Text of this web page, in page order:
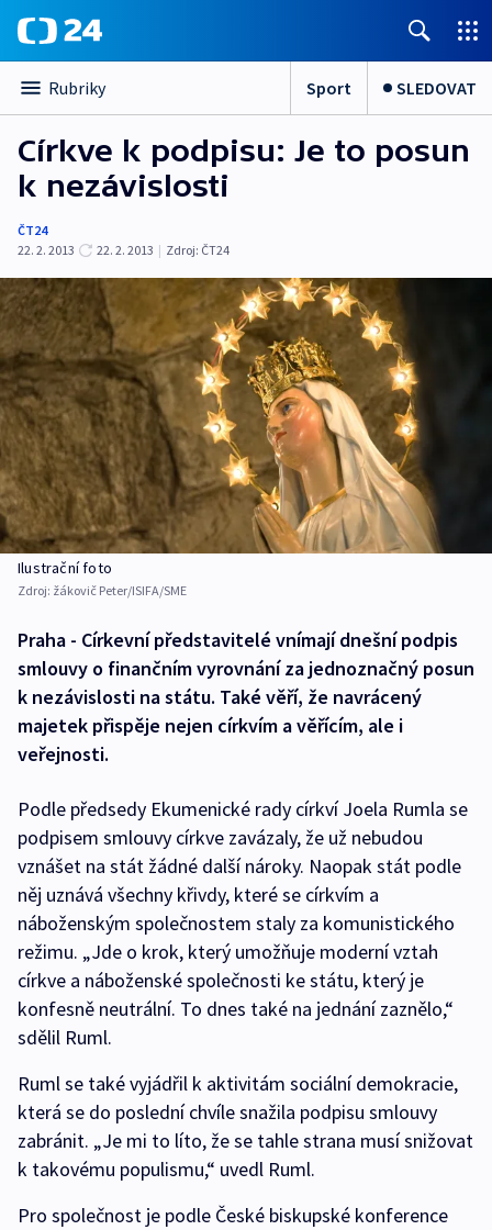
Rubriky Sport SLEDOVAT
Církve k podpisu: Je to posun
k nezávislosti
ČT24
22. 2. 2013
22. 2. 2013 | Zdroj: ČT24
Ilustrační foto
Zdroj: žákovič Peter/ISIFA/SME
Praha - Církevní představitelé vnímají dnešní podpis
smlouvy o finančním vyrovnání za jednoznačný posun
k nezávislosti na státu. Také věří, že navrácený
majetek přispěje nejen církvím a věřícím, ale i
veřejnosti.
Podle předsedy Ekumenické rady církví Joela Rumla se
podpisem smlouvy církve zavázaly, že už nebudou
vznášet na stát žádné další nároky. Naopak stát podle
něj uznává všechny křivdy, které se církvím a
náboženským společnostem staly za komunistického
režimu. „Jde o krok, který umožňuje moderní vztah
církve a náboženské společnosti ke státu, který je
konfesně neutrální. To dnes také na jednání zaznělo,“
sdělil Ruml.
Ruml se také vyjádřil k aktivitám sociální demokracie,
která se do poslední chvíle snažila podpisu smlouvy
zabránit. „Je mi to líto, že se tahle strana musí snižovat
k takovému populismu,“ uvedl Ruml.
Pro společnost je podle České biskupské konference